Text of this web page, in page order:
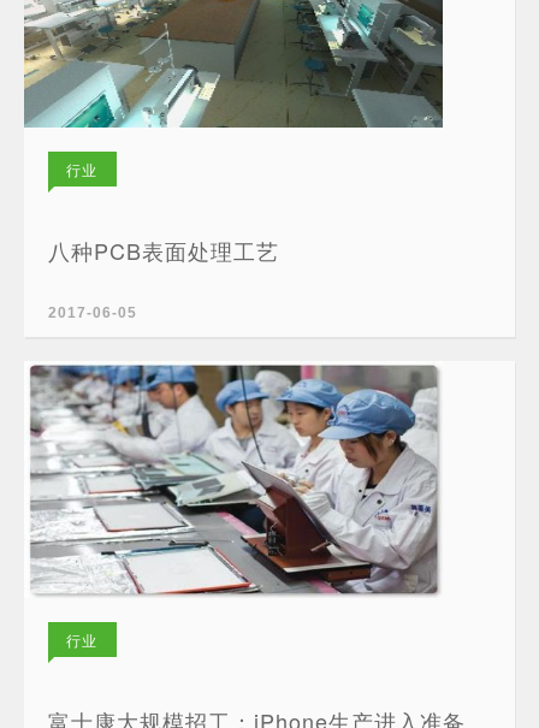
行业
新闻
八种PCB表面处理工艺
2017-06-05
行业
新闻
富士康大规模招工：iPhone生产进入准备